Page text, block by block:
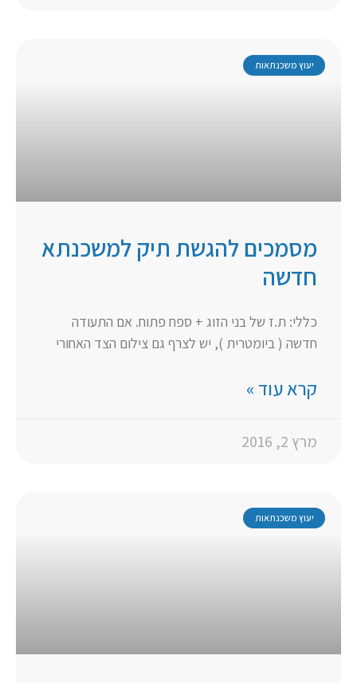
יעוץ משכנתאות
מסמכים להגשת תיק למשכנתא
חדשה
כללי: ת.ז של בני הזוג + ספח פתוח. אם התעודה
חדשה ( ביומטרית ), יש לצרף גם צילום הצד האחורי
קרא עוד »
מרץ 2, 2016
יעוץ משכנתאות